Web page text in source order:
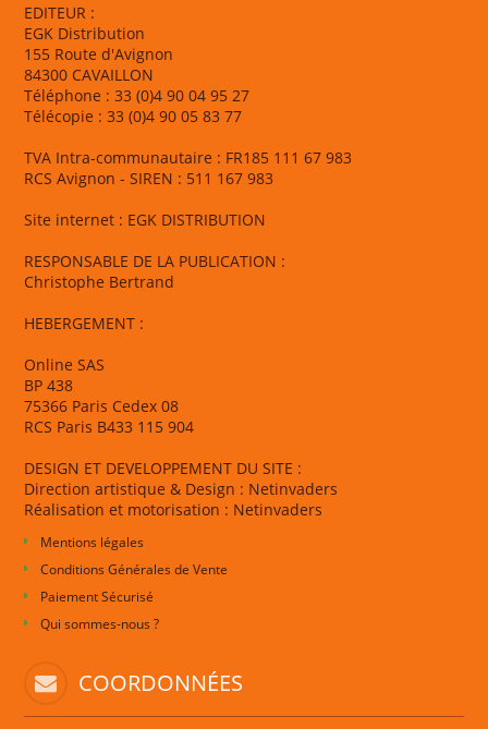
EDITEUR :
EGK Distribution
155 Route d'Avignon
84300 CAVAILLON
Téléphone : 33 (0)4 90 04 95 27
Télécopie : 33 (0)4 90 05 83 77
TVA Intra-communautaire : FR185 111 67 983
RCS Avignon - SIREN : 511 167 983
Site internet : EGK DISTRIBUTION
RESPONSABLE DE LA PUBLICATION :
Christophe Bertrand
HEBERGEMENT :
Online SAS
BP 438
75366 Paris Cedex 08
RCS Paris B433 115 904
DESIGN ET DEVELOPPEMENT DU SITE :
Direction artistique & Design : Netinvaders
Réalisation et motorisation : Netinvaders
Mentions légales
Conditions Générales de Vente
Paiement Sécurisé
Qui sommes-nous ?
COORDONNÉES